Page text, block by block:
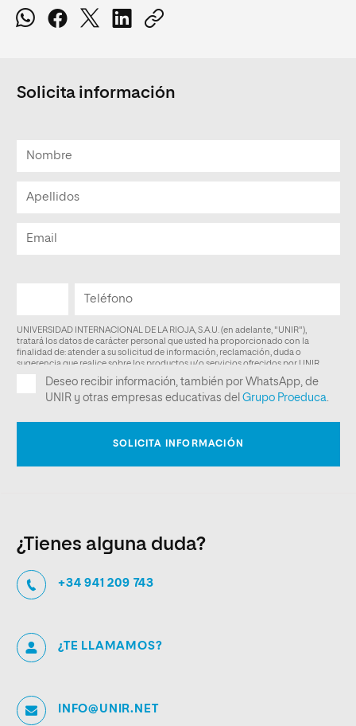
Solicita información
¿Tienes alguna duda?
+34 941 209 743
¿TE LLAMAMOS?
INFO@UNIR.NET